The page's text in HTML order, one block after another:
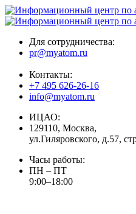
Для сотрудничества:
pr@myatom.ru
Контакты:
+7 495 626-26-16
info@myatom.ru
ИЦАО:
129110, Москва,
ул.Гиляровского, д.57,
Часы работы:
ПН – ПТ
9:00–18:00